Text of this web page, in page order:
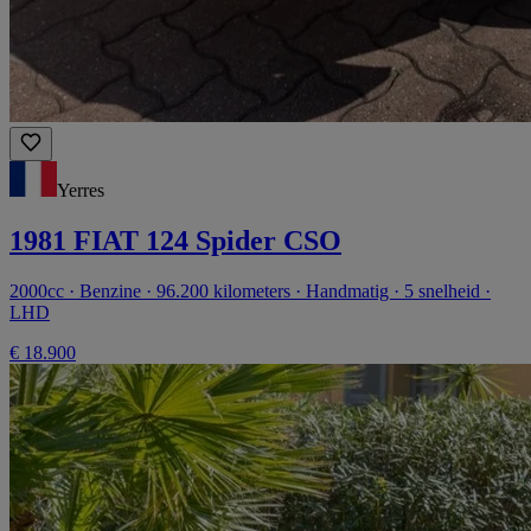
Yerres
1981 FIAT 124 Spider CSO
2000cc · Benzine · 96.200 kilometers · Handmatig · 5 snelheid ·
LHD
€ 18.900